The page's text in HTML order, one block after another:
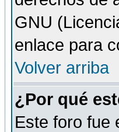
GNU
enlace para
Volver arriba
¿Por qué
Este foro fue